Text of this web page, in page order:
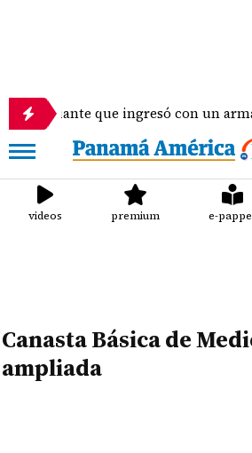
que ingresó con un arma de
videos premium e-
Canasta Básica de
ampliada